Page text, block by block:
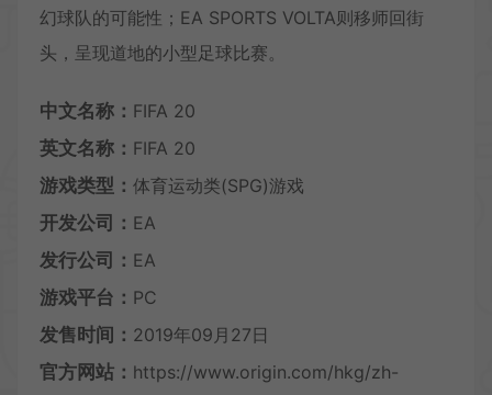
幻球队的可能性；EA SPORTS VOLTA则移师回街
头，呈现道地的小型足球比赛。
中文名称： FIFA 20
英文名称： FIFA 20
游戏类型： 体育运动类(SPG)游戏
开发公司： EA
发行公司： EA
游戏平台： PC
发售时间： 2019年09月27日
官方网站： https://www.origin.com/hkg/zh-